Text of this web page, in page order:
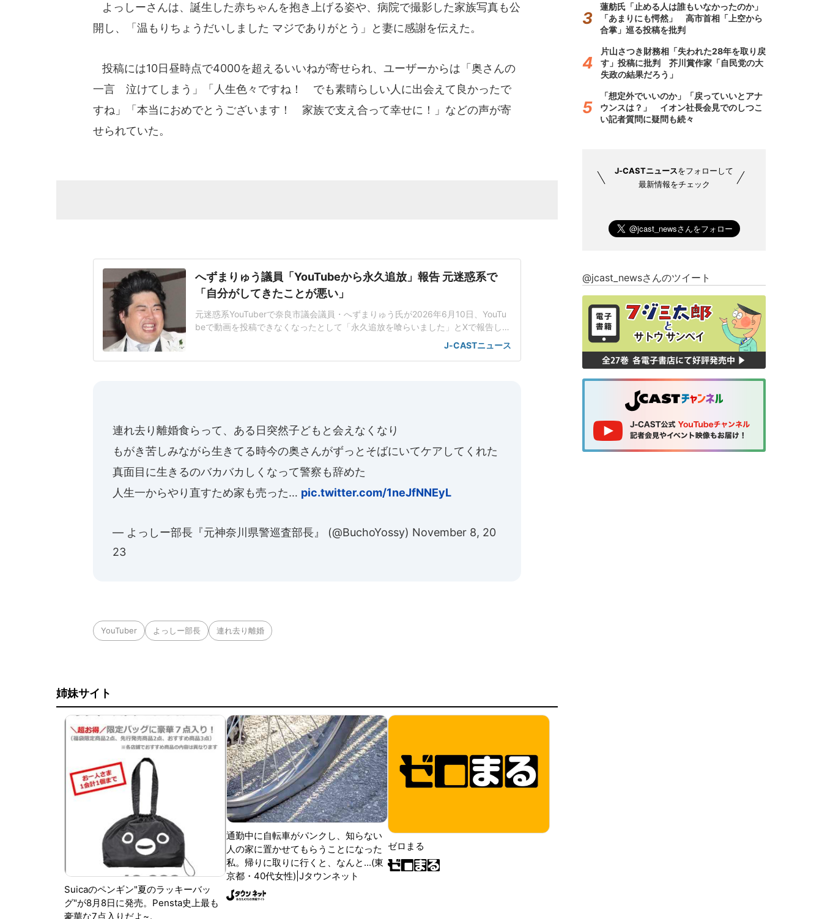
よっしーさんは、誕生した赤ちゃんを抱き上げる姿や、病院で撮影した家族写真も公
開し、「温もりちょうだいしました マジでありがとう」と妻に感謝を伝えた。
投稿には10日昼時点で4000を超えるいいねが寄せられ、ユーザーからは「奥さんの
一言 泣けてしまう」「人生色々ですね！ でも素晴らしい人に出会えて良かったで
すね」「本当におめでとうございます！ 家族で支え合って幸せに！」などの声が寄
せられていた。
へずまりゅう議員「YouTubeから永久追放」報告 元迷惑系で
「自分がしてきたことが悪い」
元迷惑系YouTuberで奈良市議会議員・へずまりゅう氏が2026年6月10日、YouTu
beで動画を投稿できなくなったとして「永久追放を喰らいました」とXで報告し
た。「先日、奈良の観光動画を投稿したら非公開の状態で凍結されました」へず
ま氏はXで「YouTubeから永久追放を喰らいました」と切り出し、「おそらく『へ
J-CASTニュース
連れ去り離婚食らって、ある日突然子どもと会えなくなり
もがき苦しみながら生きてる時今の奥さんがずっとそばにいてケアしてくれた
真面目に生きるのバカバカしくなって警察も辞めた
人生一からやり直すため家も売った… pic.twitter.com/1neJfNNEyL
— よっしー部長『元神奈川県警巡査部長』 (@BuchoYossy) November 8, 20
23
YouTuber よっしー部長 連れ去り離婚
姉妹サイト
Suicaのペンギン"夏のラッキーバッ
グ"が8月8日に発売。Pensta史上最も
豪華な7点入りだよ~。
通勤中に自転車がパンクし、知らない
人の家に置かせてもらうことになった
私。帰りに取りに行くと、なんと...(東
京都・40代女性)|Jタウンネット
ゼロまる
蓮舫氏「止める人は誰もいなかったのか」
「あまりにも愕然」 高市首相「上空から
合掌」巡る投稿を批判
片山さつき財務相「失われた28年を取り戻
す」投稿に批判 芥川賞作家「自民党の大
失政の結果だろう」
「想定外でいいのか」「戻っていいとアナ
ウンスは？」 イオン社長会見でのしつこ
い記者質問に疑問も続々
J-CASTニュースをフォローして
最新情報をチェック
@jcast_newsさんのツイート